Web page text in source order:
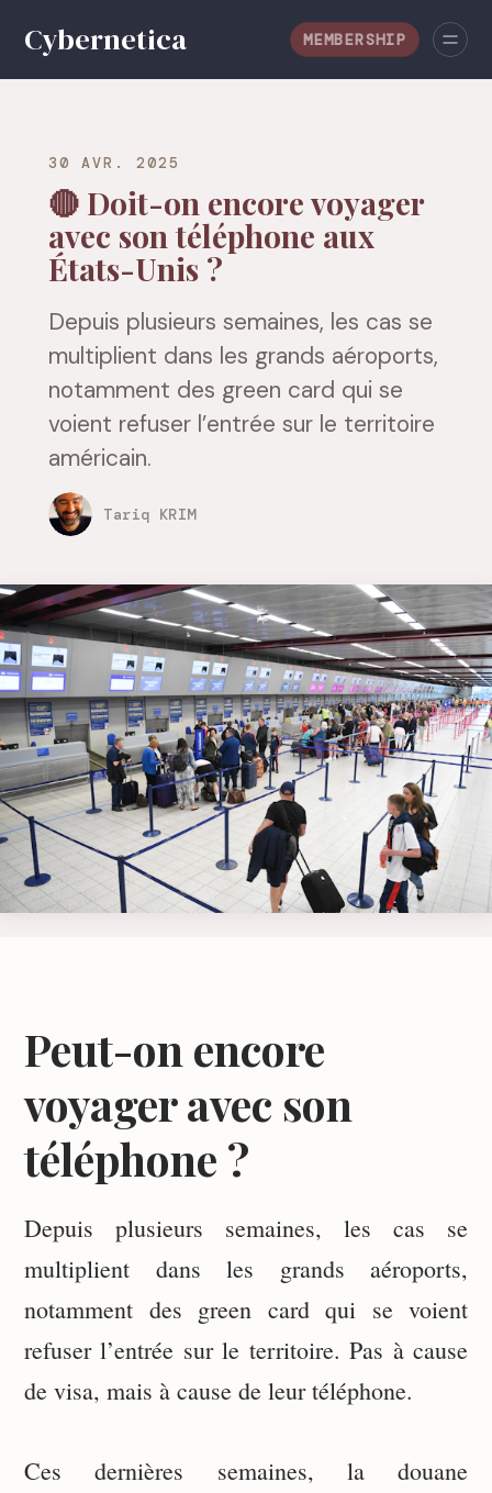
MEMBERSHIP
30 AVR. 2025
🔴 Doit-on encore voyager
avec son téléphone aux
États-Unis ?
Depuis plusieurs semaines, les cas se
multiplient dans les grands aéroports,
notamment des green card qui se
voient refuser l’entrée sur le territoire
américain.
Tariq KRIM
Peut-on encore
voyager avec son
téléphone ?
Depuis plusieurs semaines, les cas se
multiplient dans les grands aéroports,
notamment des green card qui se voient
refuser l’entrée sur le territoire. Pas à cause
de visa, mais à cause de leur téléphone.
Ces dernières semaines, la douane